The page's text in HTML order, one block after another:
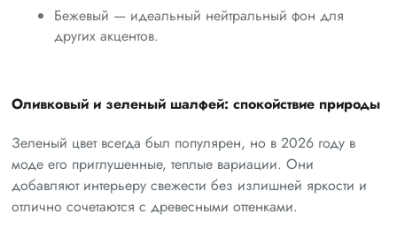
Бежевый — идеальный нейтральный фон для
других акцентов.
Оливковый и зеленый шалфей: спокойствие природы
Зеленый цвет всегда был популярен, но в 2026 году в
моде его приглушенные, теплые вариации. Они
добавляют интерьеру свежести без излишней яркости и
отлично сочетаются с древесными оттенками.